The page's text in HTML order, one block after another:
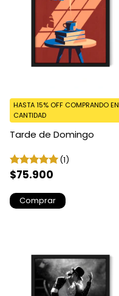
Tarde de Domingo
(1)
$75.900
HASTA 15% OFF COMPRANDO EN
CANTIDAD
Comprar